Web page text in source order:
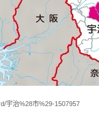
宇治%28市%29-1507957